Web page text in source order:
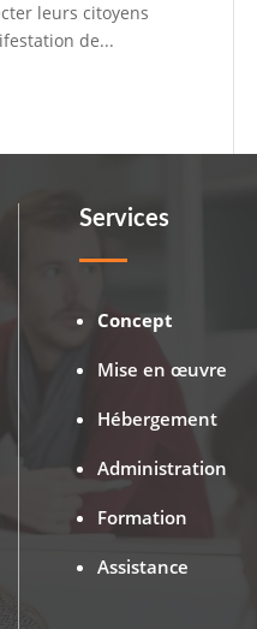
leurs citoyens
de...
Services
Concept
Mise en œuvre
Hébergement
Administration
Formation
Assistance